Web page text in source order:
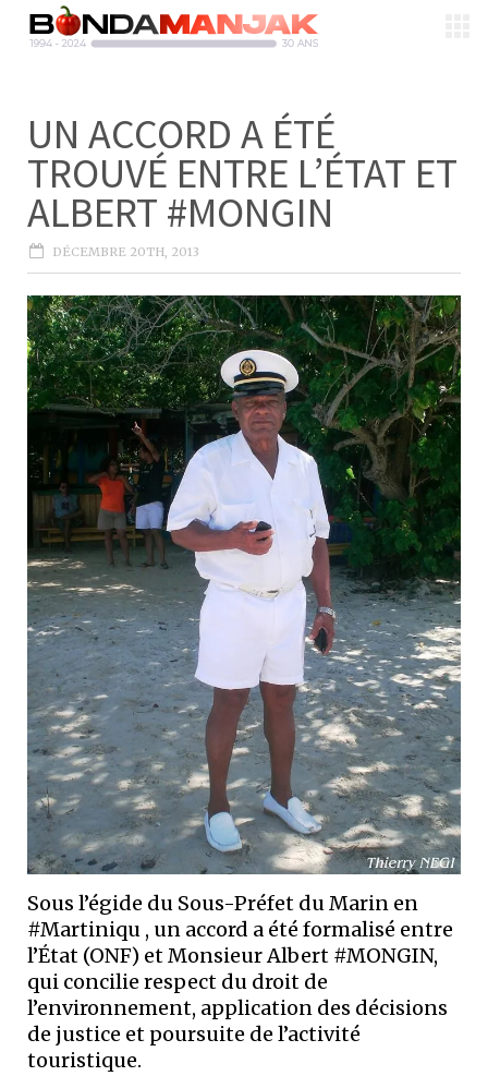
UN ACCORD A ÉTÉ
TROUVÉ ENTRE L’ÉTAT ET
ALBERT #MONGIN
DÉCEMBRE 20TH, 2013
Sous l’égide du Sous-Préfet du Marin en
#Martiniqu , un accord a été formalisé entre
l’État (ONF) et Monsieur Albert #MONGIN,
qui concilie respect du droit de
l’environnement, application des décisions
de justice et poursuite de l’activité
touristique.